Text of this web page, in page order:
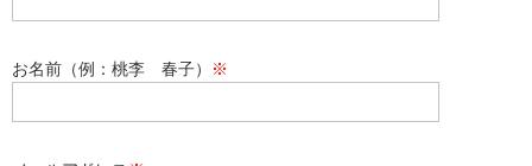
お名前（例：桃李 春子） ※